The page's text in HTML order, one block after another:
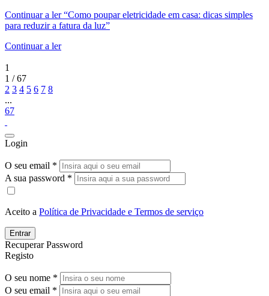
Continuar a ler“Como poupar eletricidade em casa: dicas simples
para reduzir a fatura da luz”
Continuar a ler
1
1 / 67
2 3 4 5 6 7 8
...
67
Login
O seu email *
A sua password *
Aceito a Política de Privacidade e Termos de serviço
Entrar
Recuperar Password
Registo
O seu nome *
O seu email *